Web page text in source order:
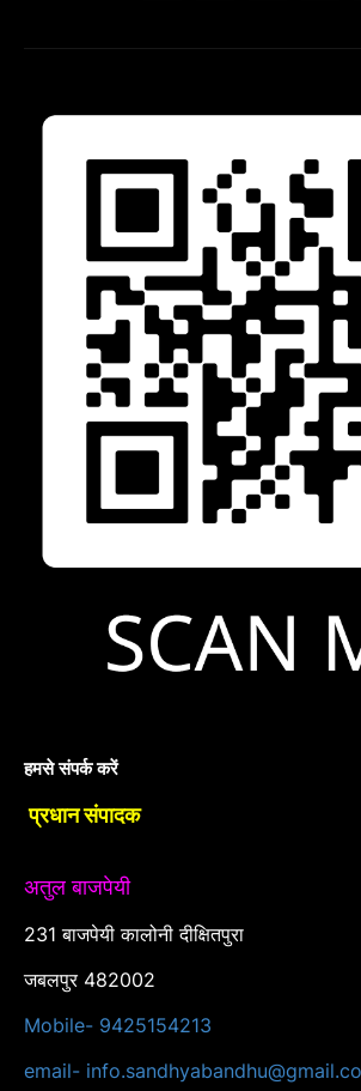
हमसे संपर्क करें
प्रधान संपादक
अतुल बाजपेयी
231 बाजपेयी कालोनी दीक्षितपुरा
जबलपुर 482002
Mobile- 9425154213
email-